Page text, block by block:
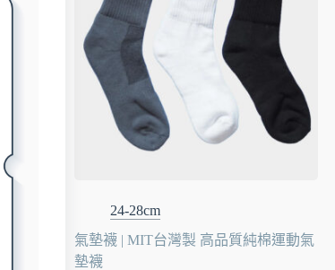
襪 繽紛
24-28cm
氣墊襪 | MIT台灣製 高品質純棉運動氣
墊襪